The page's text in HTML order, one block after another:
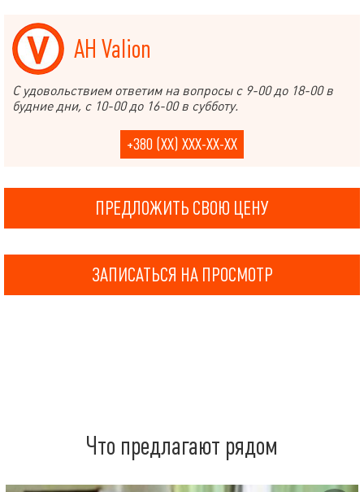
АН Valion
С удовольствием ответим на вопросы с 9-00 до 18-00 в
будние дни, с 10-00 до 16-00 в субботу.
+380 (XX) XXX-XX-XX
ПРЕДЛОЖИТЬ СВОЮ ЦЕНУ
ЗАПИСАТЬСЯ НА ПРОСМОТР
Что предлагают рядом